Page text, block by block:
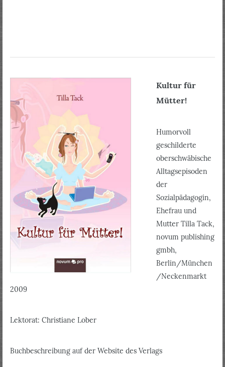
Kultur für
Mütter!
Humorvoll
geschilderte
oberschwäbische
Alltagsepisoden
der
Sozialpädagogin,
Ehefrau und
Mutter Tilla Tack,
novum publishing
gmbh,
Berlin/München
/Neckenmarkt
2009
Lektorat: Christiane Lober
Buchbeschreibung auf der Website des Verlags